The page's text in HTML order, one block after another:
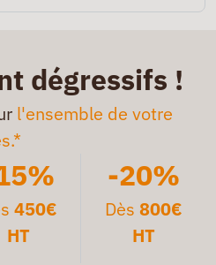
dégressifs !
l'ensemble de votre
450€
HT
-20%
Dès 800€
HT